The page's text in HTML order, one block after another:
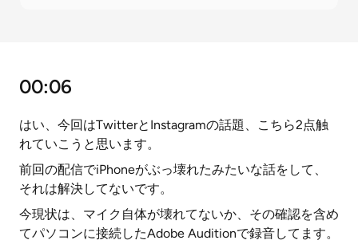
00:06
はい、今回はTwitterとInstagramの話題、こちら2点触
れていこうと思います。
前回の配信でiPhoneがぶっ壊れたみたいな話をして、
それは解決してないです。
今現状は、マイク自体が壊れてないか、その確認を含め
てパソコンに接続したAdobe Auditionで録音してます。